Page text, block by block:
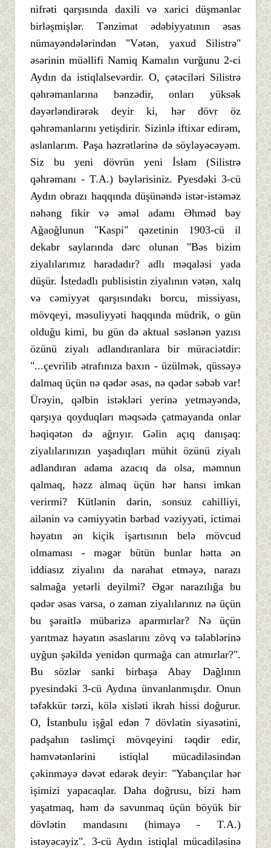
nifrəti qarşısında daxili və xarici düşmənlər
birləşmişlər. Tənzimat ədəbiyyatının əsas
nümayəndələrindən "Vətən, yaxud Silistrə"
əsərinin müəllifi Namiq Kamalın vurğunu 2-ci
Aydın da istiqlalsevərdir. O, çətəciləri Silistrə
qəhrəmanlarına bənzədir, onları yüksək
dəyərləndirərək deyir ki, hər dövr öz
qəhrəmanlarını yetişdirir. Sizinlə iftixar edirəm,
aslanlarım. Paşa həzrətlərinə də söyləyəcəyəm.
Siz bu yeni dövrün yeni İslam (Silistrə
qəhrəmanı - T.A.) bəylərisiniz. Pyesdəki 3-cü
Aydın obrazı haqqında düşünəndə istər-istəməz
nəhəng fikir və əməl adamı Əhməd bəy
Ağaoğlunun "Kaspi" qəzetinin 1903-cü il
dekabr saylarında dərc olunan "Bəs bizim
ziyalılarımız haradadır? adlı məqaləsi yada
düşür. İstedadlı publisistin ziyalının vətən, xalq
və cəmiyyət qarşısındakı borcu, missiyası,
mövqeyi, məsuliyyəti haqqında müdrik, o gün
olduğu kimi, bu gün də aktual səslənən yazısı
özünü ziyalı adlandıranlara bir müraciətdir:
"...çevrilib ətrafınıza baxın - üzülmək, qüssəyə
dalmaq üçün nə qədər əsas, nə qədər səbəb var!
Ürəyin, qəlbin istəkləri yerinə yetməyəndə,
qarşıya qoyduqları məqsədə çatmayanda onlar
həqiqətən də ağrıyır. Gəlin açıq danışaq:
ziyalılarınızın yaşadıqları mühit özünü ziyalı
adlandıran adama azacıq da olsa, məmnun
qalmaq, həzz almaq üçün hər hansı imkan
verirmi? Kütlənin dərin, sonsuz cahilliyi,
ailənin və cəmiyyətin bərbad vəziyyəti, ictimai
həyatın ən kiçik işartısının belə mövcud
olmaması - məgər bütün bunlar hətta ən
iddiasız ziyalını da narahat etməyə, narazı
salmağa yetərli deyilmi? Əgər narazılığa bu
qədər əsas varsa, o zaman ziyalılarınız nə üçün
bu şəraitlə mübarizə aparmırlar? Nə üçün
yarıtmaz həyatın əsaslarını zövq və tələblərinə
uyğun şəkildə yenidən qurmağa can atmırlar?".
Bu sözlər sanki birbaşa Abay Dağlının
pyesindəki 3-cü Aydına ünvanlanmışdır. Onun
təfəkkür tərzi, kölə xisləti ikrah hissi doğurur.
O, İstanbulu işğal edən 7 dövlətin siyasətini,
padşahın təslimçi mövqeyini təqdir edir,
həmvətənlərini istiqlal mücadiləsindən
çəkinməyə dəvət edərək deyir: "Yabançılar hər
işimizi yapacaqlar. Daha doğrusu, bizi həm
yaşatmaq, həm də savunmaq üçün böyük bir
dövlətin mandasını (himayə - T.A.)
istəyəcəyiz". 3-cü Aydın istiqlal mücadiləsinə